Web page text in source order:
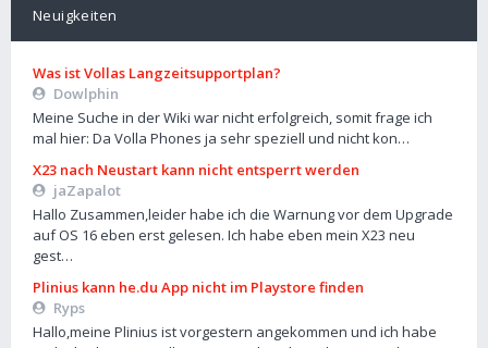
Neuigkeiten
Was ist Vollas Langzeitsupportplan?
Dowlphin
Meine Suche in der Wiki war nicht erfolgreich, somit frage ich
mal hier: Da Volla Phones ja sehr speziell und nicht kon…
X23 nach Neustart kann nicht entsperrt werden
jaZapalot
Hallo Zusammen,leider habe ich die Warnung vor dem Upgrade
auf OS 16 eben erst gelesen. Ich habe eben mein X23 neu
gest…
Plinius kann he.du App nicht im Playstore finden
Ryps
Hallo,meine Plinius ist vorgestern angekommen und ich habe